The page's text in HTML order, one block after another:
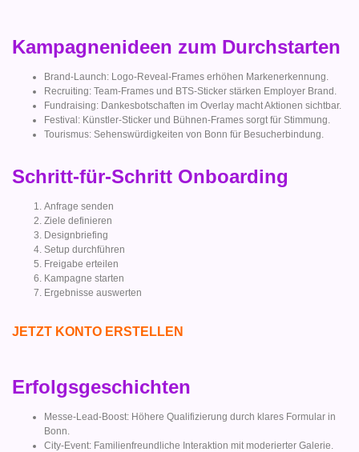
Kampagnenideen zum Durchstarten
Brand-Launch: Logo-Reveal-Frames erhöhen Markenerkennung.
Recruiting: Team-Frames und BTS-Sticker stärken Employer Brand.
Fundraising: Dankesbotschaften im Overlay macht Aktionen sichtbar.
Festival: Künstler-Sticker und Bühnen-Frames sorgt für Stimmung.
Tourismus: Sehenswürdigkeiten von Bonn für Besucherbindung.
Schritt-für-Schritt Onboarding
Anfrage senden
Ziele definieren
Designbriefing
Setup durchführen
Freigabe erteilen
Kampagne starten
Ergebnisse auswerten
JETZT KONTO ERSTELLEN
Erfolgsgeschichten
Messe-Lead-Boost: Höhere Qualifizierung durch klares Formular in
Bonn.
City-Event: Familienfreundliche Interaktion mit moderierter Galerie.